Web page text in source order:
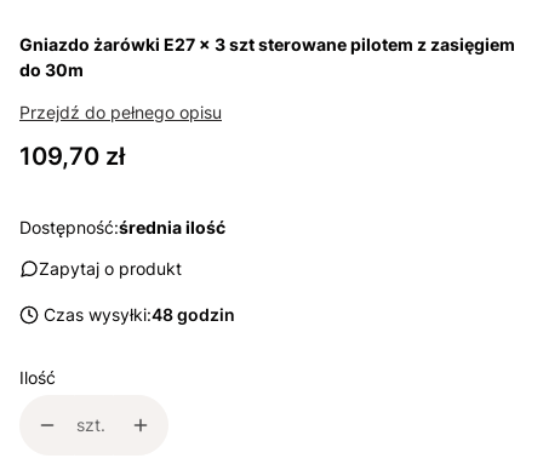
Gniazdo żarówki E27 x 3 szt sterowane pilotem z zasięgiem
do 30m
Przejdź do pełnego opisu
Cena
109,70 zł
Dostępność:średnia ilość
Zapytaj o produkt
Czas wysyłki:48 godzin
Ilość
szt.